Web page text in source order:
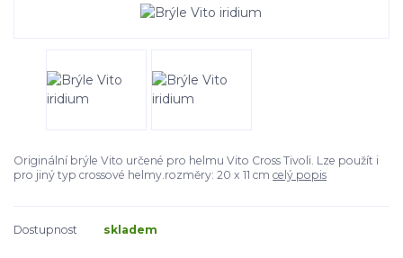
Originální brýle Vito určené pro helmu Vito Cross Tivoli. Lze použít i
pro jiný typ crossové helmy.rozměry: 20 x 11 cm celý popis
Dostupnost skladem